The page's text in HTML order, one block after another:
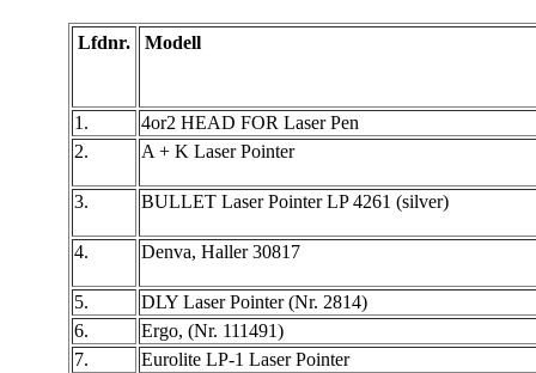
Lfdnr. Modell
1.
4or2 HEAD FOR Laser Pen
2.
A + K Laser Pointer
3. BULLET Laser Pointer LP 4261 (silver)
4. Denva, Haller 30817
5.
DLY Laser Pointer (Nr. 2814)
6.
Ergo, (Nr. 111491)
7.
Eurolite LP-1 Laser Pointer